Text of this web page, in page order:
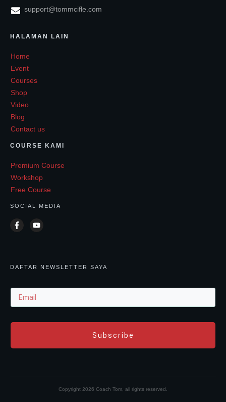
support@tommcifle.com
HALAMAN LAIN
Home
Event
Courses
Shop
Video
Blog
Contact us
COURSE KAMI
Premium Course
Workshop
Free Course
SOCIAL MEDIA
DAFTAR NEWSLETTER SAYA
Subscribe
Copyright 2026 Coach Tom, all rights reserved.